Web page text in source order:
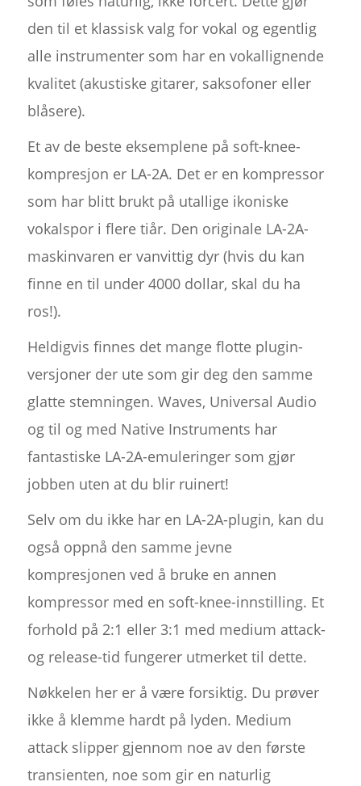
den til et klassisk valg for vokal og egentlig
alle instrumenter som har en vokallignende
kvalitet (akustiske gitarer, saksofoner eller
blåsere).
Et av de beste eksemplene på soft-knee-
kompresjon er LA-2A. Det er en kompressor
som har blitt brukt på utallige ikoniske
vokalspor i flere tiår. Den originale LA-2A-
maskinvaren er vanvittig dyr (hvis du kan
finne en til under 4000 dollar, skal du ha
ros!).
Heldigvis finnes det mange flotte plugin-
versjoner der ute som gir deg den samme
glatte stemningen. Waves, Universal Audio
og til og med Native Instruments har
fantastiske LA-2A-emuleringer som gjør
jobben uten at du blir ruinert!
Selv om du ikke har en LA-2A-plugin, kan du
også oppnå den samme jevne
kompresjonen ved å bruke en annen
kompressor med en soft-knee-innstilling. Et
forhold på 2:1 eller 3:1 med medium attack-
og release-tid fungerer utmerket til dette.
Nøkkelen her er å være forsiktig. Du prøver
ikke å klemme hardt på lyden. Medium
attack slipper gjennom noe av den første
transienten, noe som gir en naturlig